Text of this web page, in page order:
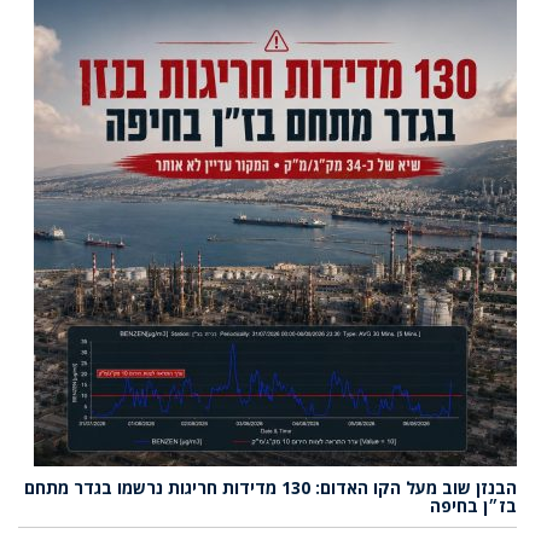
הבנזן שוב מעל הקו האדום: 130 מדידות חריגות נרשמו בגדר מתחם
בז״ן בחיפה